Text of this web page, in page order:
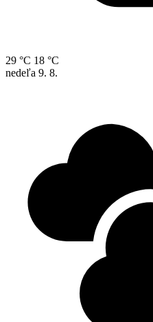
29 °C 18 °C
nedeľa 9. 8.